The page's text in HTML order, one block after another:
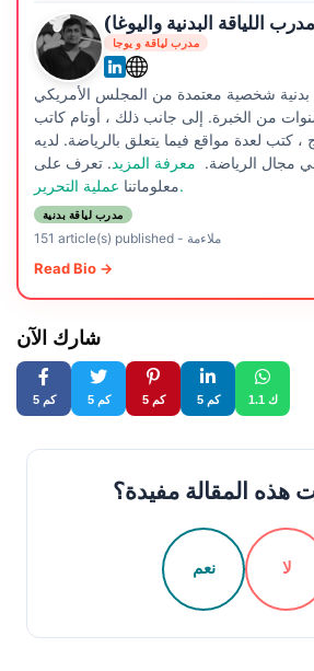
مدرب لياقة و يوجا
بدنية شخصية معتمدة من المجلس الأمريكي
مع 10 سنوات من الخبرة. إلى جانب ذلك ، أوتام كاتب
، كتب لعدة مواقع فيما يتعلق بالرياضة. لديه
مجال الرياضة. معرفة المزيد. تعرف على
معلوماتناعملية التحرير.
مدرب لياقة بدنية
151 article(s) published- ملاءمة
Read Bio →
شارك الآن
5 كم 5 كم 5 كم 5 كم 1.1 ك
هذه المقالة مفيدة؟
نعم لا